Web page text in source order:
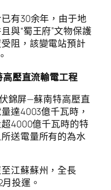
有30余年，由于地
與“蜀王府”文物保護
阻，該變電站預計
壓直流輸電工程
錦屏—蘇南特高壓直
達4003億千瓦時，
4000億千瓦時的特
送電量所有的為水
江蘇蘇州，全長
投運。